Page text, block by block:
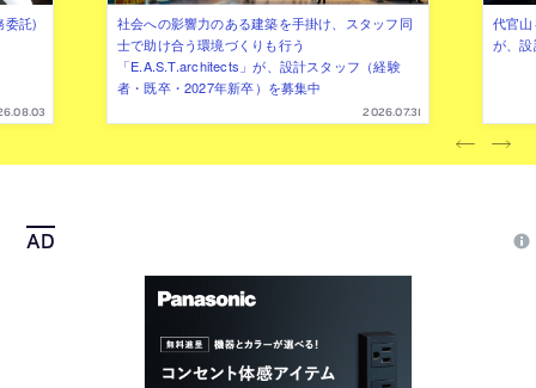
委託)
社会への影響力のある建築を手掛け、スタッフ同
士で助け合う環境づくりも行う
「E.A.S.T.architects」が、設計スタッフ（経験
者・既卒・2027年新卒）を募集中
2026.07.31
代官
が、